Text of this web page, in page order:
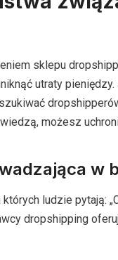
sklepu
utraty
możesz
w
ludzie pytają:
dropshipping